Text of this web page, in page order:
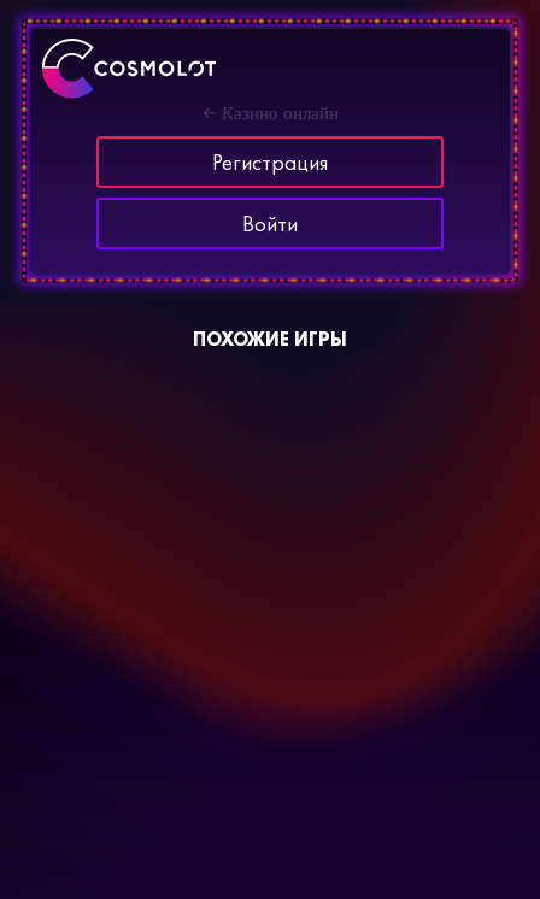
Казино онлайн
Регистрация
Войти
ПОХОЖИЕ ИГРЫ